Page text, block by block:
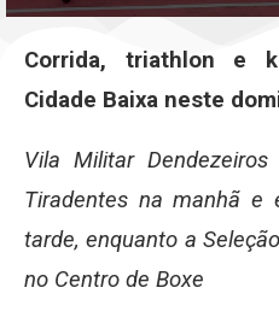
Corrida, triathlon e
Cidade Baixa neste
Vila Militar
Tiradentes na manhã e
tarde, enquanto a
no Centro de Boxe